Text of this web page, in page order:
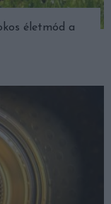
életmód a